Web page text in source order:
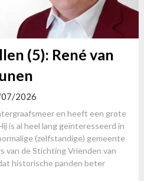
(5): René van
2026
en heeft een grote
is al heel lang geïnteresseerd in
(zelfstandige) gemeente
van de Stichting Vrienden van
historische panden beter